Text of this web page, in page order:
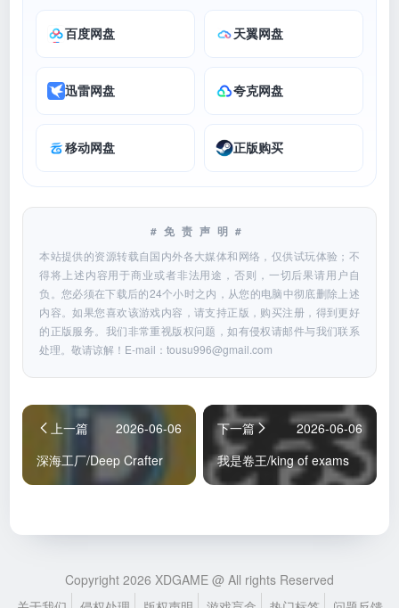
百度网盘 天翼网盘
迅雷网盘 夸克网盘
移动网盘 正版购买
#免责声明#
本站提供的资源转载自国内外各大媒体和网络，仅供试玩体验；不
得将上述内容用于商业或者非法用途，否则，一切后果请用户自
负。您必须在下载后的24个小时之内，从您的电脑中彻底删除上述
内容。如果您喜欢该游戏内容，请支持正版，购买注册，得到更好
的正版服务。我们非常重视版权问题，如有侵权请邮件与我们联系
处理。敬请谅解！E-mail：tousu996@gmail.com
上一篇
2026-06-06
深海工厂/Deep Crafter
下一篇
2026-06-06
我是卷王/king of exams
Copyright 2026 XDGAME @ All rights Reserved